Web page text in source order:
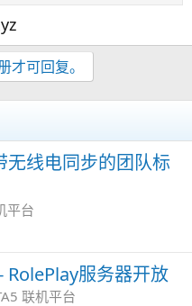
才可回复。
线电同步的团队标
平台
RolePlay服务器开放
联机平台